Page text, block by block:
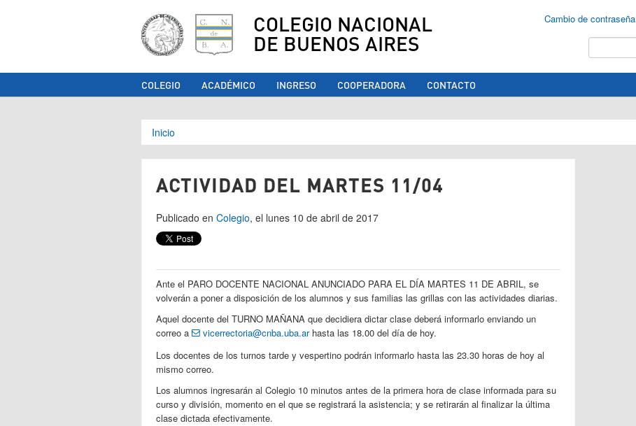
COLEGIO NACIONAL
DE BUENOS AIRES
Cambio de contraseña
COLEGIO ACADÉMICO INGRESO COOPERADORA CONTACTO
Se encuentra usted aquí
Inicio
ACTIVIDAD DEL MARTES 11/04
Publicado en Colegio, el lunes 10 de abril de 2017
Ante el PARO DOCENTE NACIONAL ANUNCIADO PARA EL DÍA MARTES 11 DE ABRIL, se
volverán a poner a disposición de los alumnos y sus familias las grillas con las actividades diarias.
Aquel docente del TURNO MAÑANA que decidiera dictar clase deberá informarlo enviando un
correo a
vicerrectoria@cnba.uba.arhasta las 18.00 del día de hoy.
Los docentes de los turnos tarde y vespertino podrán informarlo hasta las 23.30 horas de hoy al
mismo correo.
Los alumnos ingresarán al Colegio 10 minutos antes de la primera hora de clase informada para su
curso y división, momento en el que se registrará la asistencia; y se retirarán al finalizar la última
clase dictada efectivamente.